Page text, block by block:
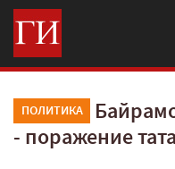
ПОЛИТИКА
- поражение